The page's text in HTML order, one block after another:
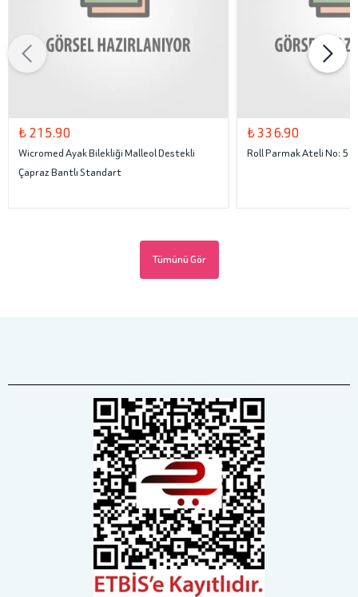
₺ 215.90
Wicromed Ayak Bilekliği Malleol Destekli
Çapraz Bantlı Standart
₺ 336.90
Roll Parmak Ateli No: 5
Tümünü Gör